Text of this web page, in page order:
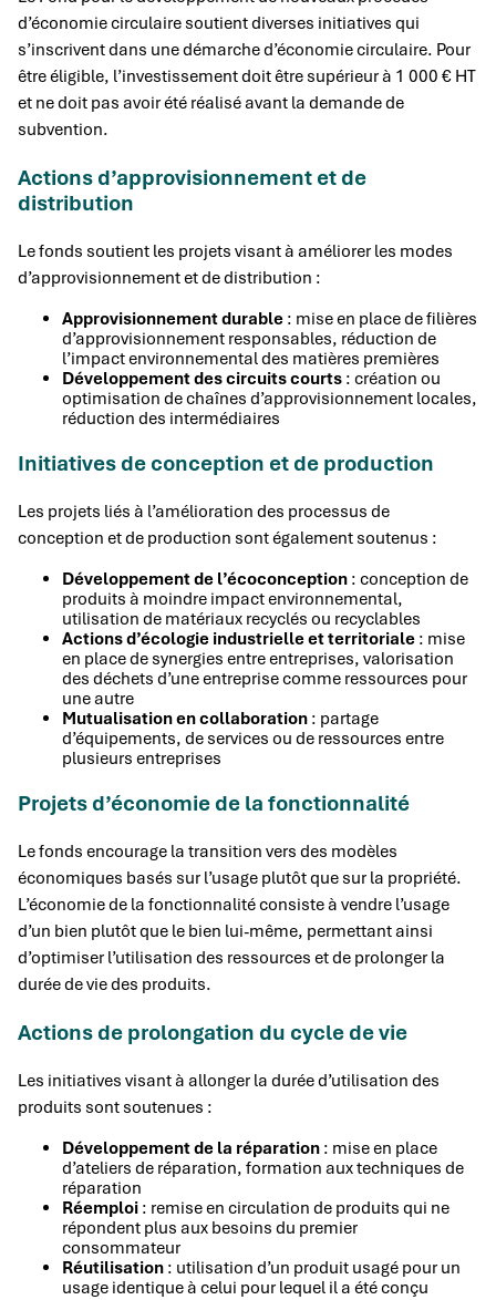
d’économie circulaire soutient diverses initiatives qui
s’inscrivent dans une démarche d’économie circulaire. Pour
être éligible, l’investissement doit être supérieur à 1 000 € HT
et ne doit pas avoir été réalisé avant la demande de
subvention.
Actions d’approvisionnement et de
distribution
Le fonds soutient les projets visant à améliorer les modes
d’approvisionnement et de distribution :
Approvisionnement durable : mise en place de filières
d’approvisionnement responsables, réduction de
l’impact environnemental des matières premières
Développement des circuits courts : création ou
optimisation de chaînes d’approvisionnement locales,
réduction des intermédiaires
Initiatives de conception et de production
Les projets liés à l’amélioration des processus de
conception et de production sont également soutenus :
Développement de l’écoconception : conception de
produits à moindre impact environnemental,
utilisation de matériaux recyclés ou recyclables
Actions d’écologie industrielle et territoriale : mise
en place de synergies entre entreprises, valorisation
des déchets d’une entreprise comme ressources pour
une autre
Mutualisation en collaboration : partage
d’équipements, de services ou de ressources entre
plusieurs entreprises
Projets d’économie de la fonctionnalité
Le fonds encourage la transition vers des modèles
économiques basés sur l’usage plutôt que sur la propriété.
L’économie de la fonctionnalité consiste à vendre l’usage
d’un bien plutôt que le bien lui-même, permettant ainsi
d’optimiser l’utilisation des ressources et de prolonger la
durée de vie des produits.
Actions de prolongation du cycle de vie
Les initiatives visant à allonger la durée d’utilisation des
produits sont soutenues :
Développement de la réparation : mise en place
d’ateliers de réparation, formation aux techniques de
réparation
Réemploi : remise en circulation de produits qui ne
répondent plus aux besoins du premier
consommateur
Réutilisation : utilisation d’un produit usagé pour un
usage identique à celui pour lequel il a été conçu